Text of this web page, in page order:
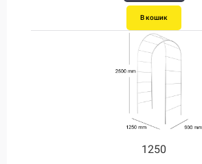
В кошик
1250